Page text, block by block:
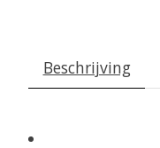
Beschrijving